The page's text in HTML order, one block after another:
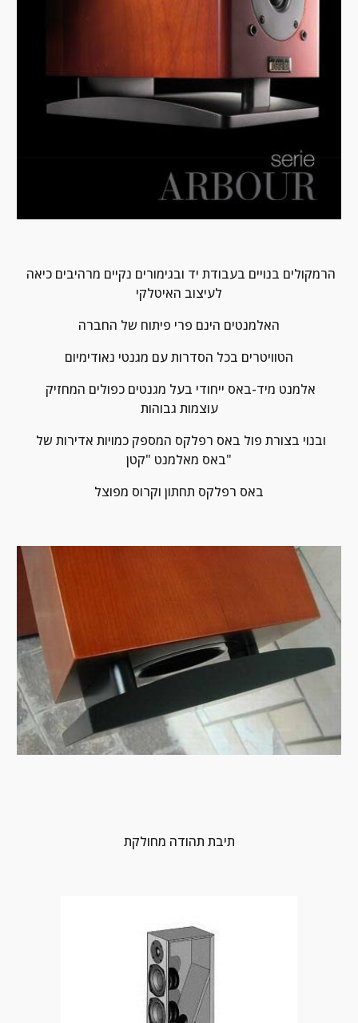
לעיצוב האיטלקי
האלמנטים הינם פרי פיתוח של החברה
הטוויטרים בכל הסדרות עם מגנטי נאודימיום
עוצמות גבוהות
באס מאלמנט "קטן"
באס רפלקס תחתון וקרוס מפוצל
תיבת תהודה מחולקת